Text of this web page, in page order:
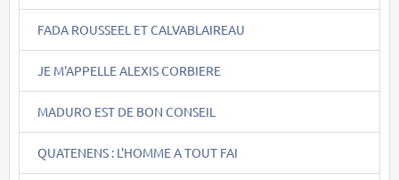
FADA ROUSSEEL ET CALVABLAIREAU
JE M'APPELLE ALEXIS CORBIERE
MADURO EST DE BON CONSEIL
QUATENENS : L'HOMME A TOUT FAI